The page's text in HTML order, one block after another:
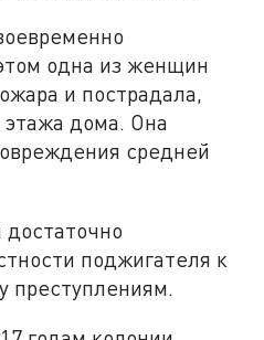
одна из женщин
и пострадала,
этажа дома. Она
средней
поджигателя к
преступлениям.